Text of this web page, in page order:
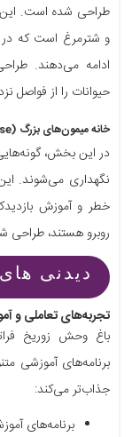
طراحی شده است. این
و شترمرغ است که
ادامه می‌دهند.
حیوانات را از فواصل
خانه میمون‌های بزرگ (Great Ape House)
در این بخش،
نگهداری می‌شوند.
خطر و آموزش
روبرو هستند،
دیدنی
تجربه‌های تعاملی و
باغ وحش زوریخ
برنامه‌های آموزشی
جذاب‌تر می‌کند:
برنامه‌های